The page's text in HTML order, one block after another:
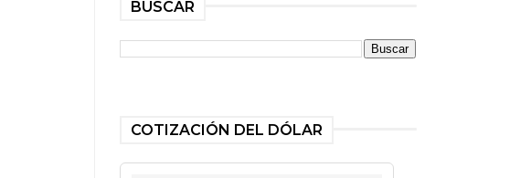
BUSCAR
COTIZACIÓN DEL DÓLAR